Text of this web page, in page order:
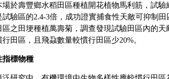
場於壽豐鄉水稻田區種植開花植物馬利筋，試驗
驗區的2.4-3倍，成功證實捕食性天敵可抑制
之田埂種植萬壽菊，調查發現試驗田區內的天
田區，且飛蝨數量較慣行田區少20%。
指標物種